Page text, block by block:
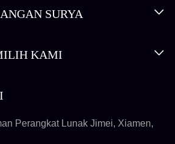
SURYA
KAMI
Perangkat Lunak Jimei, Xiamen,